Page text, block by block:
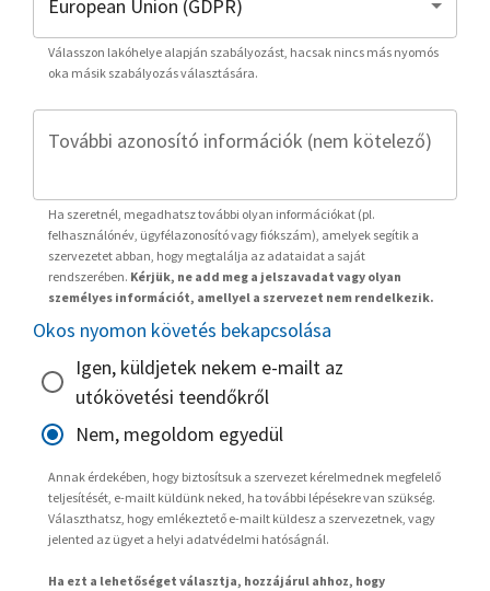
Válasszon lakóhelye alapján szabályozást, hacsak nincs más nyomós
oka másik szabályozás választására.
További azonosító információk (nem kötelező)
Ha szeretnél, megadhatsz további olyan információkat (pl.
felhasználónév, ügyfélazonosító vagy fiókszám), amelyek segítik a
szervezetet abban, hogy megtalálja az adataidat a saját
rendszerében. Kérjük, ne add meg a jelszavadat vagy olyan
személyes információt, amellyel a szervezet nem rendelkezik.
Okos nyomon követés bekapcsolása
Igen, küldjetek nekem e-mailt az
utókövetési teendőkről
Nem, megoldom egyedül
Annak érdekében, hogy biztosítsuk a szervezet kérelmednek megfelelő
teljesítését, e-mailt küldünk neked, ha további lépésekre van szükség.
Választhatsz, hogy emlékeztető e-mailt küldesz a szervezetnek, vagy
jelented az ügyet a helyi adatvédelmi hatóságnál.
Ha ezt a lehetőséget választja, hozzájárul ahhoz, hogy